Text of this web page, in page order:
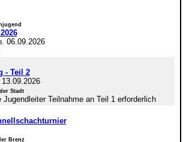
06.09.2026
- Teil 2
Stadt
Jugendleiter Teilnahme an Teil 1 erforderlich
Brenz